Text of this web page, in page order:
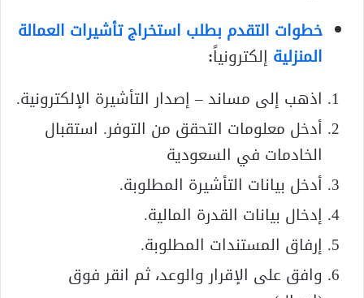
خطوات التقدم بطلب استخراج تأشيرات العمالة
المنزلية إلكترونياً:
اذهب إلى مساند – إصدار التأشيرة الإلكترونية.
أدخل معلومات التحقق من التوفر. استقبال
الخادمات في السعودية
أدخل بيانات التأشيرة المطلوبة.
إدخال بيانات القدرة المالية.
إرفاق المستندات المطلوبة.
وافق على الإقرار والوعد، ثم انقر فوق